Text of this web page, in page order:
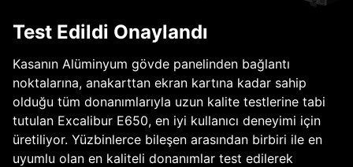
Test Edildi Onaylandı
Kasanın Alüminyum gövde panelinden bağlantı
noktalarına, anakarttan ekran kartına kadar sahip
olduğu tüm donanımlarıyla uzun kalite testlerine tabi
tutulan Excalibur E650, en iyi kullanıcı deneyimi için
üretiliyor. Yüzbinlerce bileşen arasından birbiri ile en
uyumlu olan en kaliteli donanımlar test edilerek